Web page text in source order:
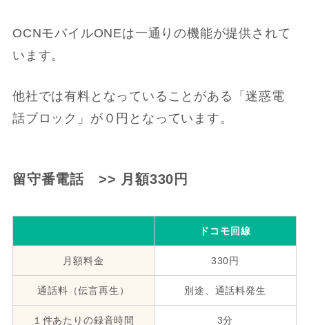
OCNモバイルONEは一通りの機能が提供されて
います。
他社では有料となっていることがある「迷惑電
話ブロック」が０円となっています。
留守番電話 >> 月額330円
ドコモ回線
月額料金 330円
通話料（伝言再生） 別途、通話料発生
１件あたりの録音時間 3分